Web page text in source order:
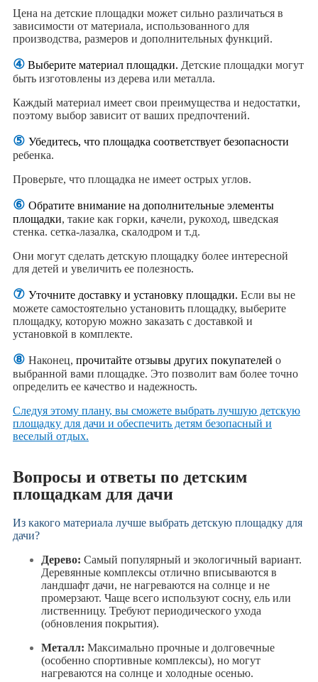
Цена на детские площадки может сильно различаться в
зависимости от материала, использованного для
производства, размеров и дополнительных функций.
④ Выберите материал площадки. Детские площадки могут
быть изготовлены из дерева или металла.
Каждый материал имеет свои преимущества и недостатки,
поэтому выбор зависит от ваших предпочтений.
⑤ Убедитесь, что площадка соответствует безопасности
ребенка.
Проверьте, что площадка не имеет острых углов.
⑥ Обратите внимание на дополнительные элементы
площадки, такие как горки, качели, рукоход, шведская
стенка. сетка-лазалка, скалодром и т.д.
Они могут сделать детскую площадку более интересной
для детей и увеличить ее полезность.
⑦ Уточните доставку и установку площадки. Если вы не
можете самостоятельно установить площадку, выберите
площадку, которую можно заказать с доставкой и
установкой в комплекте.
⑧ Наконец, прочитайте отзывы других покупателей о
выбранной вами площадке. Это позволит вам более точно
определить ее качество и надежность.
Следуя этому плану, вы сможете выбрать лучшую детскую
площадку для дачи и обеспечить детям безопасный и
веселый отдых.
Вопросы и ответы по детским
площадкам для дачи
Из какого материала лучше выбрать детскую площадку для
дачи?
Дерево: Самый популярный и экологичный вариант.
Деревянные комплексы отлично вписываются в
ландшафт дачи, не нагреваются на солнце и не
промерзают. Чаще всего используют сосну, ель или
лиственницу. Требуют периодического ухода
(обновления покрытия).
Металл: Максимально прочные и долговечные
(особенно спортивные комплексы), но могут
нагреваются на солнце и холодные осенью.